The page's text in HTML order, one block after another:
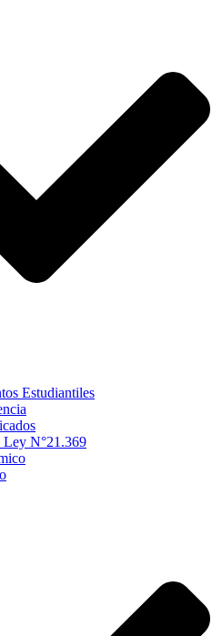
Estudiantiles
N°21.369